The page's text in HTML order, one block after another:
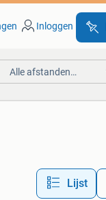
Inloggen
Alle afstanden…
Lijst